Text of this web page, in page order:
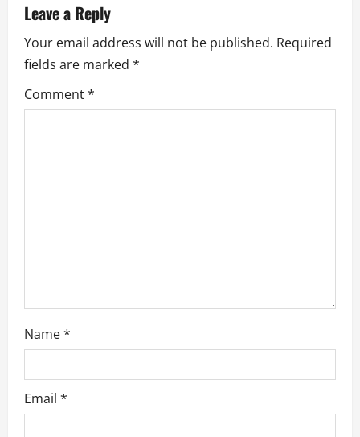
a
v
i
g
Leave a Reply
Your email address will not be published. Required
fields are marked *
Comment*
Name*
Email *